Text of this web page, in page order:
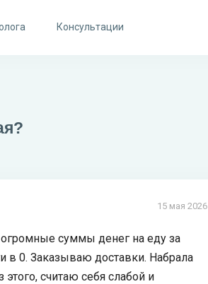
Консультации
15 мая 2026
огромные суммы денег на еду за
в 0. Заказываю доставки. Набрала
считаю себя слабой и